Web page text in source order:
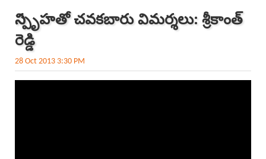
నిస్పృహతో చవకబారు విమర్శలు: శ్రీకాంత్
రెడ్డి
28 Oct 2013 3:30 PM